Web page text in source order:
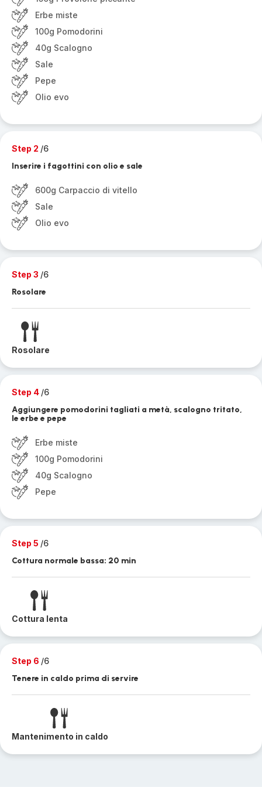
Erbe miste
100g Pomodorini
40g Scalogno
Sale
Pepe
Olio evo
Step 2 /6
Inserire i fagottini con olio e sale
600g Carpaccio di vitello
Sale
Olio evo
Step 3 /6
Rosolare
Rosolare
Step 4 /6
Aggiungere pomodorini tagliati a metà, scalogno tritato,
le erbe e pepe
Erbe miste
100g Pomodorini
40g Scalogno
Pepe
Step 5 /6
Cottura normale bassa: 20 min
Cottura lenta
Step 6 /6
Tenere in caldo prima di servire
Mantenimento in caldo